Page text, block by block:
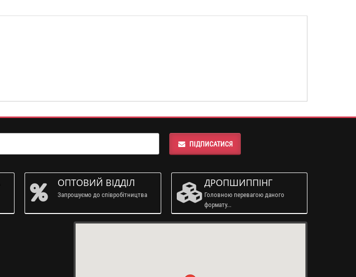
ПІДПИСАТИСЯ
ОПТОВИЙ ВІДДІЛ
Запрошуємо до співробітництва
ДРОПШИППІНГ
Головною перевагою даного
формату...